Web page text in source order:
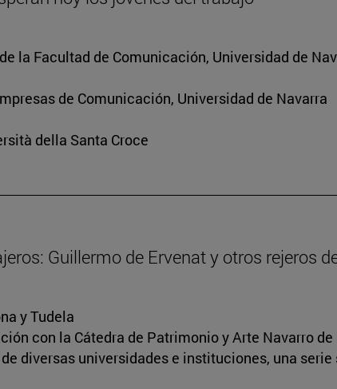
la Facultad de Comunicación, Universidad de
de Comunicación, Universidad de Navarra
della Santa Croce
Guillermo de Ervenat y otros rejeros
y Tudela
con la Cátedra de Patrimonio y Arte Navarro
diversas universidades e instituciones, una